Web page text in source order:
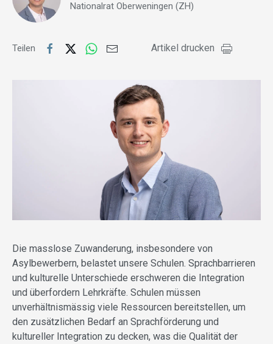
Nationalrat Oberweningen (ZH)
Teilen Artikel drucken
Die masslose Zuwanderung, insbesondere von
Asylbewerbern, belastet unsere Schulen. Sprachbarrieren
und kulturelle Unterschiede erschweren die Integration
und überfordern Lehrkräfte. Schulen müssen
unverhältnismässig viele Ressourcen bereitstellen, um
den zusätzlichen Bedarf an Sprachförderung und
kultureller Integration zu decken, was die Qualität der